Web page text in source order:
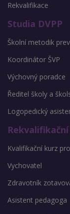
Rekvalifikace
Studia DVPP
Školní metodik
Koordinátor ŠVP
Výchovný poradce
Ředitel školy a
Logopedický
Kvalifikační kurz
Vychovatel
Zdravotník
Asistent pedagoga